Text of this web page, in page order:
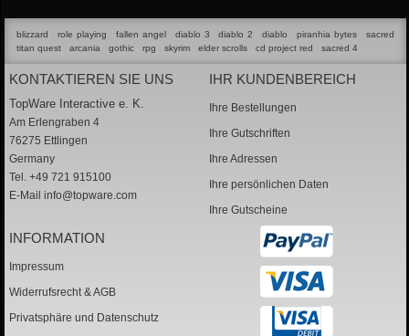
blizzard role playing fallen angel diablo 3 diablo 2 diablo piranhia bytes
sacred
titan quest
arcania gothic rpg skyrim elder scrolls cd project red sacred 4
KONTAKTIEREN SIE UNS
TopWare Interactive e. K.
Am Erlengraben 4
76275 Ettlingen
Germany
Tel. +49 721 915100
E-Mail info@topware.com
IHR KUNDENBEREICH
Ihre Bestellungen
Ihre Gutschriften
Ihre Adressen
Ihre persönlichen Daten
Ihre Gutscheine
INFORMATION
Impressum
Widerrufsrecht & AGB
Privatsphäre und Datenschutz